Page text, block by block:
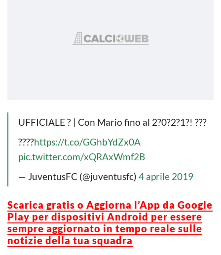
UFFICIALE ? | Con Mario fino al 2?0?2?1?! ???
????https://t.co/GGhbYdZx0A
pic.twitter.com/xQRAxWmf2B
— JuventusFC (@juventusfc) 4 aprile 2019
Scarica gratis o Aggiorna l’App da Google
Play per dispositivi Android per essere
sempre aggiornato in tempo reale sulle
notizie della tua squadra